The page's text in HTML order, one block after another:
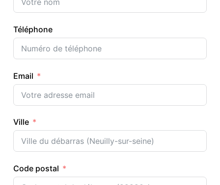
Téléphone
Email
Ville
Code postal